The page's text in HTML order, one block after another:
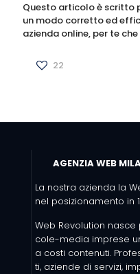
Questo articolo è scritto
un modo corretto ed
azienda online, per te
22
AGENZIA WEB
La nostra azienda la
nel posizionamento in
Web Revolution
cole-media imprese
a costi contenuti.
ti, aziende di servizi,